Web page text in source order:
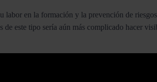
labor en la formación y la prevención de riesgos
de este tipo sería aún más complicado hacer